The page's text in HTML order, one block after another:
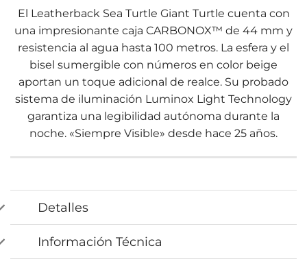
El Leatherback Sea Turtle Giant Turtle cuenta con
una impresionante caja CARBONOX™ de 44 mm y
resistencia al agua hasta 100 metros. La esfera y el
bisel sumergible con números en color beige
aportan un toque adicional de realce. Su probado
sistema de iluminación Luminox Light Technology
garantiza una legibilidad autónoma durante la
noche. «Siempre Visible» desde hace 25 años.
Detalles
Información Técnica